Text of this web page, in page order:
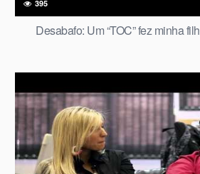
395
Desabafo: Um “TOC” fez minha